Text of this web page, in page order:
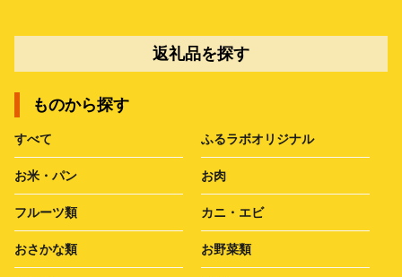
返礼品を探す
ものから探す
すべて ふるラボオリジナル
お米・パン お肉
フルーツ類 カニ・エビ
おさかな類 お野菜類